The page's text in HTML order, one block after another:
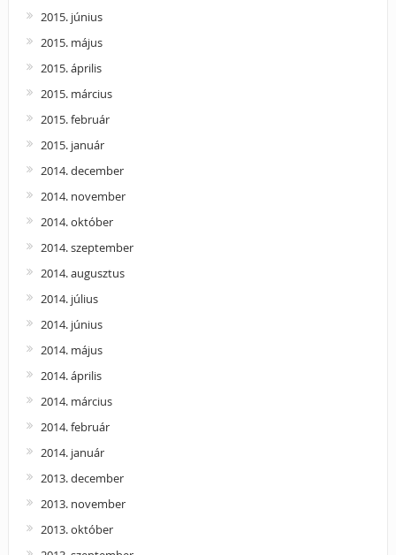
2015. június
2015. május
2015. április
2015. március
2015. február
2015. január
2014. december
2014. november
2014. október
2014. szeptember
2014. augusztus
2014. július
2014. június
2014. május
2014. április
2014. március
2014. február
2014. január
2013. december
2013. november
2013. október